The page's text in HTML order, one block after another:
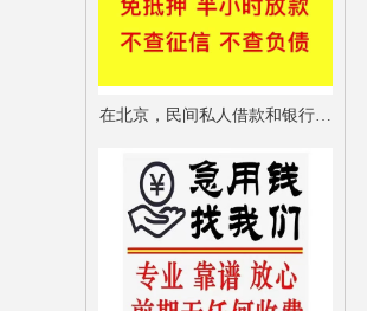
在北京，民间私人借款和银行贷
群？